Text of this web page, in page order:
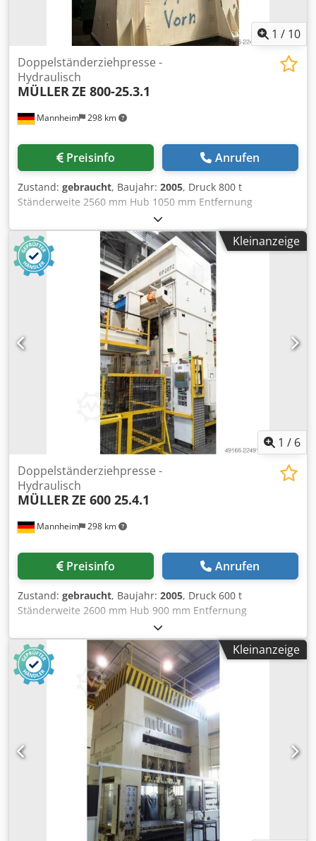
1 / 10
Mannheim 298 km
Doppelständerziehpresse -
Hydraulisch
MÜLLERZE 800-25.3.1
Preisinfo Anrufen
Zustand: gebraucht, Baujahr: 2005, Druck 800 t
Ständerweite 2560 mm Hub 1050 mm Entfernung
Tisch/Stößel, Hub oben 1870 mm Tischfläche 2500 x 1730
mm Ziehkissendruck im Tisch 300 t Ziehkissenhub im Tisch
395 mm Ziehkissenfläche im Tisch 2300 x 1300 mm
Stößelfläche 2500 x 1730 mm Ziehkissendruck im Stössel
63 t Ziehkissenhub im Stössel 150 mm Seitlicher
Ständerdurchgang 1000 mm Ölinhalt 4300 l
Antriebsleistung 200,0 kW Raumbedarf (BxTxH) 4,1 x 2,8 x
10,0 m Höhe über Flur 7,0 m Baujahr 1974 Überholung
2005: ehemals BZE 800, mit neuem Stößel und neuem
Zylinder vom Hersteller umgebaut auf ZE 800 mit
ölhydraulischem Antrieb, hydraulischem gesteuertem
Ziehkissen im Tisch und Stößel Dedpfozrpt Iex Aldokr
demontiert eingelagert - Video beim Abgeber vor Abbau
Kleinanzeige
1 / 6
Mannheim 298 km
Doppelständerziehpresse -
Hydraulisch
MÜLLERZE 600 25.4.1
Preisinfo Anrufen
Zustand: gebraucht, Baujahr: 2005, Druck 600 t
Ständerweite 2600 mm Hub 900 mm Entfernung
Tisch/Stößel, gr. Hub oben, Verst. oben 1600 mm
Tischfläche 2500 x 1730 mm Ziehkissendruck im Tisch 250 t
Ziehkissenhub im Tisch 400 mm Ziehkissenfläche im Tisch
2300 x 1300 mm Ziehkissendruck im Stössel 63 t
Ziehkissenhub im Stössel 160 mm Ziehkissenfläche im
Stössel 1900 x 1300 mm Stößelfläche 2500 x 1730 mm
Seitlicher Ständerdurchgang 1100 mm Ölinhalt 3500 l
Antriebsleistung 200,0 kW Raumbedarf (BxTxH) 4,1 x 2,8 x
9,6 m Höhe über Flur 6,4 m Baujahr 1974 - Überholung
2005: komplett neuer Schaltschrank mit Steuerung
Siemens S7 und Sicherheitssteuerung Pilz mit
ölhydraulischem Antrieb, hydraulischem gesteuertem
Ziehkissen im Tisch und Stößel, hydraulischer
Schnittschlagdämpfung demontiert eingelagert - Video
beim Abgeber vor Abbau vorhanden Dkedpozrptzsfx Aldsr
Kleinanzeige